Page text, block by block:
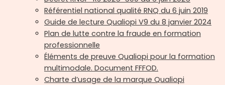
Référentiel national qualité RNQ du 6 juin 2019
Guide de lecture Qualiopi V9 du 8 janvier 2024
Plan de lutte contre la fraude en formation
professionnelle
Éléments de preuve Qualiopi pour la formation
multimodale. Document FFFOD.
Charte d’usage de la marque Qualiopi